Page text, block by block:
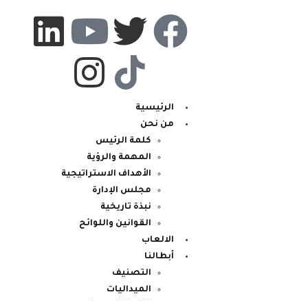
الرئيسية
من نحن
كلمة الرئيس
المهمة والرؤية
الأهداف الاستراتيجية
مجلس الإدارة
نبذة تاريخية
القوانين واللوائح
الالعاب
أبطالنا
التصنيف
الميداليات